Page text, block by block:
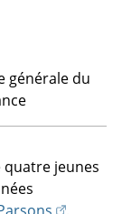
générale du
jeunes